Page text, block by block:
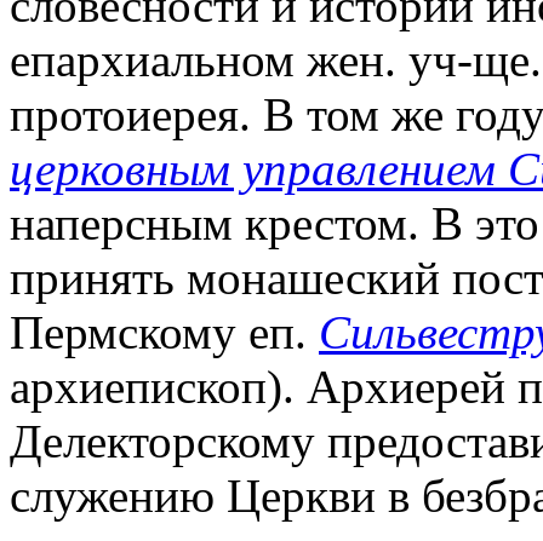
епархиальном жен. уч-
протоиерея. В том же
церковным управлением
наперсным крестом. В
принять монашеский
Пермскому еп.
архиепископ). Архиерей
Делекторскому
служению Церкви в